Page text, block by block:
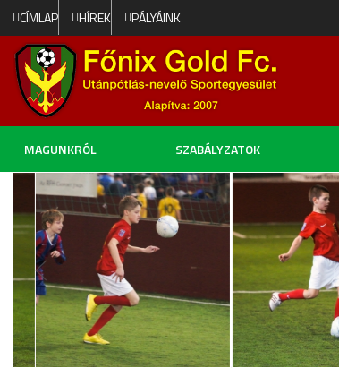
CÍMLAP HÍREK PÁLYÁINK
MAGUNKRÓL SZABÁLYZATOK